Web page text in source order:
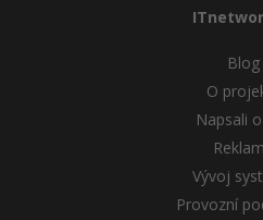
Blog
O
Napsali
Vývoj
Provozní